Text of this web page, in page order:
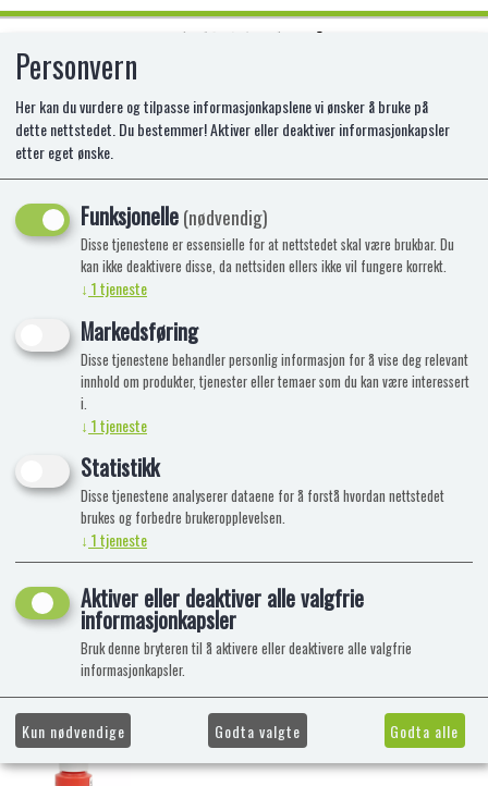
PLUS AKRYLMALING BRILLIANT
RØD
Personvern
Her kan du vurdere og tilpasse informasjonkapslene vi ønsker å bruke på
dette nettstedet. Du bestemmer! Aktiver eller deaktiver informasjonkapsler
etter eget ønske.
Funksjonelle(nødvendig)
Disse tjenestene er essensielle for at nettstedet skal være brukbar. Du
kan ikke deaktivere disse, da nettsiden ellers ikke vil fungere korrekt.
↓ 1tjeneste
Markedsføring
Disse tjenestene behandler personlig informasjon for å vise deg relevant
innhold om produkter, tjenester eller temaer som du kan være interessert
i.
↓ 1tjeneste
Statistikk
Disse tjenestene analyserer dataene for å forstå hvordan nettstedet
brukes og forbedre brukeropplevelsen.
↓ 1tjeneste
Aktiver eller deaktiver alle valgfrie
informasjonkapsler
Bruk denne bryteren til å aktivere eller deaktivere alle valgfrie
informasjonkapsler.
Kun nødvendige Godta valgte Godta alle